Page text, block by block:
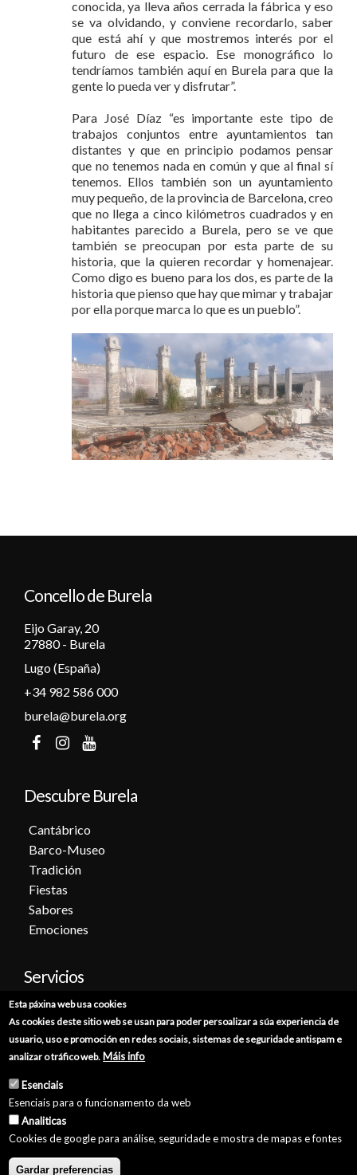
conocida, ya lleva años cerrada la fábrica y eso
se va olvidando, y conviene recordarlo, saber
que está ahí y que mostremos interés por el
futuro de ese espacio. Ese monográfico lo
tendríamos también aquí en Burela para que la
gente lo pueda ver y disfrutar”.
Para José Díaz “es importante este tipo de
trabajos conjuntos entre ayuntamientos tan
distantes y que en principio podamos pensar
que no tenemos nada en común y que al final sí
tenemos. Ellos también son un ayuntamiento
muy pequeño, de la provincia de Barcelona, creo
que no llega a cinco kilómetros cuadrados y en
habitantes parecido a Burela, pero se ve que
también se preocupan por esta parte de su
historia, que la quieren recordar y homenajear.
Como digo es bueno para los dos, es parte de la
historia que pienso que hay que mimar y trabajar
por ella porque marca lo que es un pueblo”.
Concello de Burela
Eijo Garay, 20
27880 - Burela
Lugo (España)
+34 982 586 000
burela@burela.org
Descubre Burela
Cantábrico
Barco-Museo
Tradición
Fiestas
Sabores
Emociones
Servicios
Cita previa
Sede electrónica
Catálogo de trámites
Punto de información catastral
Punto Limpio
Esta páxina web usa cookies
As cookies deste sitio web se usan para poder persoalizar a súa experiencia de
usuario, uso e promoción en redes sociais, sistemas de seguridade antispam e
analizar o tráfico web. Máis info
Esenciais
Esenciais para o funcionamento da web
Analiticas
Cookies de google para análise, seguridade e mostra de mapas e fontes
Gardar preferencias